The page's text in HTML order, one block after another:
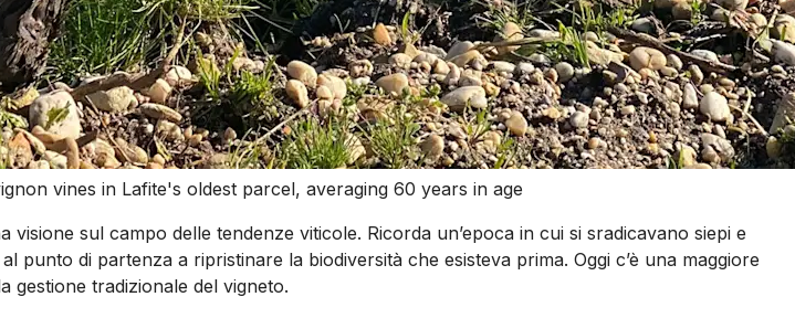
vines in Lafite's oldest parcel, averaging 60 years in age
sul campo delle tendenze viticole. Ricorda un’epoca in cui si sradicavano siepi e
di partenza a ripristinare la biodiversità che esisteva prima. Oggi c’è una maggiore
gestione tradizionale del vigneto.